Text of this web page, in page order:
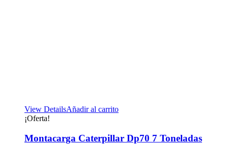
View DetailsAñadir al carrito
¡Oferta!
Montacarga Caterpillar Dp70 7 Toneladas